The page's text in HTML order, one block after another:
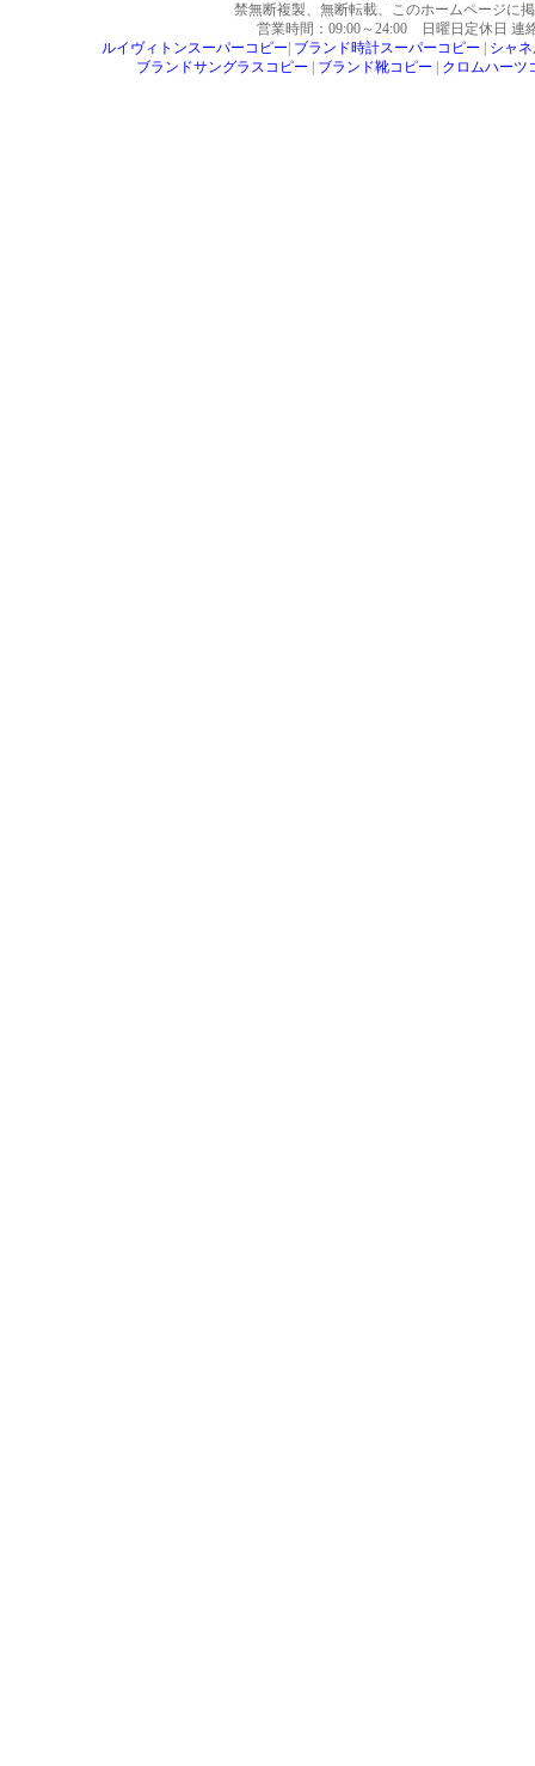
禁無断複製、無断転載、このホームページに
営業時間：09:00～24:00 日曜日定休日 連
ルイヴィトンスーパーコピー ブランド時計スーパーコピー
シャ
ブランドサングラスコピー
ブランド靴コピー クロムハーツ